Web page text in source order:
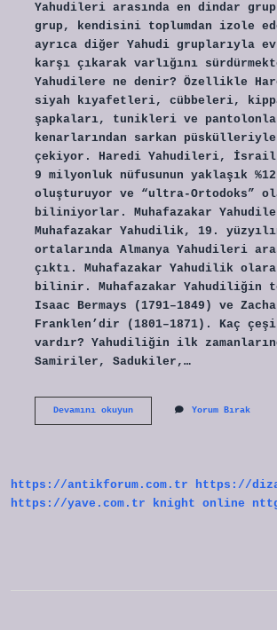
Yahudileri arasında en dindar
grup, kendisini toplumdan izole
ayrıca diğer Yahudi gruplarıyla
karşı çıkarak varlığını
Yahudilere ne denir? Özellikle
siyah kıyafetleri, cübbeleri,
şapkaları, tunikleri ve
kenarlarından sarkan
çekiyor. Haredi Yahudileri,
9 milyonluk nüfusunun yaklaşık
oluşturuyor ve “ultra-Ortodoks”
biliniyorlar. Muhafazakar
Muhafazakar Yahudilik, 19.
ortalarında Almanya Yahudileri
çıktı. Muhafazakar Yahudilik
bilinir. Muhafazakar Yahudiliğin
Isaac Bermays (1791–1849) ve
Franklen’dir (1801–1871). Kaç
vardır? Yahudiliğin ilk
Samiriler, Sadukiler,…
Devamını okuyunMuhafazakar
Yorum Bırak
https://antikforum.com.tr
https://
https://yave.com.tr
knight online